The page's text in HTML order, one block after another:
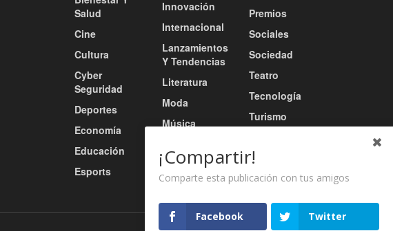
Salud
Cine
Cultura
Cyber
Seguridad
Deportes
Economía
Educación
Esports
Innovación
Internacional
Lanzamientos
Y Tendencias
Literatura
Moda
Música
Nacional
Premios
Sociales
Sociedad
Teatro
Tecnología
Turismo
Redes
Video
¡Compartir!
Comparte esta publicación con tus amigos
Facebook Twitter